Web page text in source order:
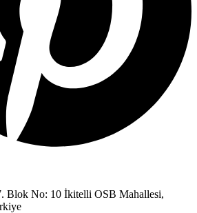
Blok No: 10 İkitelli OSB Mahallesi,